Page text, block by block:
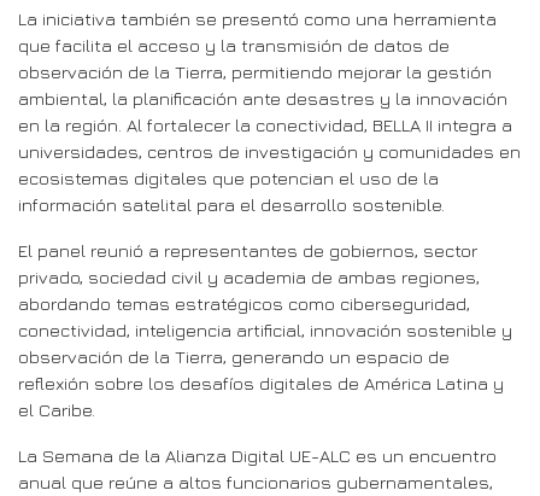
La iniciativa también se presentó como una herramienta
que facilita el acceso y la transmisión de datos de
observación de la Tierra, permitiendo mejorar la gestión
ambiental, la planificación ante desastres y la innovación
en la región. Al fortalecer la conectividad, BELLA II integra a
universidades, centros de investigación y comunidades en
ecosistemas digitales que potencian el uso de la
información satelital para el desarrollo sostenible.
El panel reunió a representantes de gobiernos, sector
privado, sociedad civil y academia de ambas regiones,
abordando temas estratégicos como ciberseguridad,
conectividad, inteligencia artificial, innovación sostenible y
observación de la Tierra, generando un espacio de
reflexión sobre los desafíos digitales de América Latina y
el Caribe.
La Semana de la Alianza Digital UE-ALC es un encuentro
anual que reúne a altos funcionarios gubernamentales,